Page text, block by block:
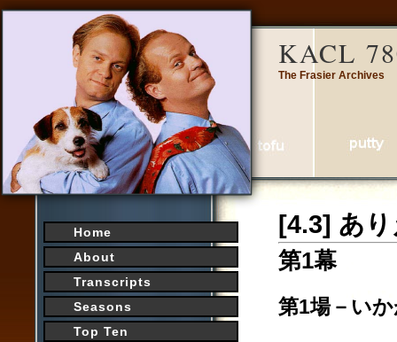
KACL
The Frasier Archives
Home
About
Transcripts
Seasons
Top Ten
[4.3] あ
第1幕
第1場－い